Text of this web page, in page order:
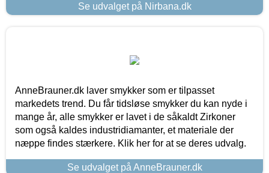
Se udvalget på Nirbana.dk
AnneBrauner.dk laver smykker som er tilpasset
markedets trend. Du får tidsløse smykker du kan nyde i
mange år, alle smykker er lavet i de såkaldt Zirkoner
som også kaldes industridiamanter, et materiale der
næppe findes stærkere. Klik her for at se deres udvalg.
Se udvalget på AnneBrauner.dk